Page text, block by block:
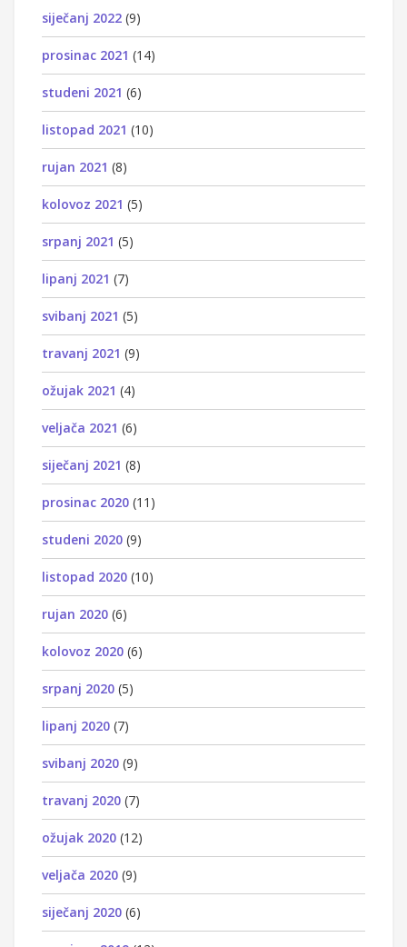
siječanj 2022 (9)
prosinac 2021 (14)
studeni 2021 (6)
listopad 2021 (10)
rujan 2021 (8)
kolovoz 2021 (5)
srpanj 2021 (5)
lipanj 2021 (7)
svibanj 2021 (5)
travanj 2021 (9)
ožujak 2021 (4)
veljača 2021 (6)
siječanj 2021 (8)
prosinac 2020 (11)
studeni 2020 (9)
listopad 2020 (10)
rujan 2020 (6)
kolovoz 2020 (6)
srpanj 2020 (5)
lipanj 2020 (7)
svibanj 2020 (9)
travanj 2020 (7)
ožujak 2020 (12)
veljača 2020 (9)
siječanj 2020 (6)